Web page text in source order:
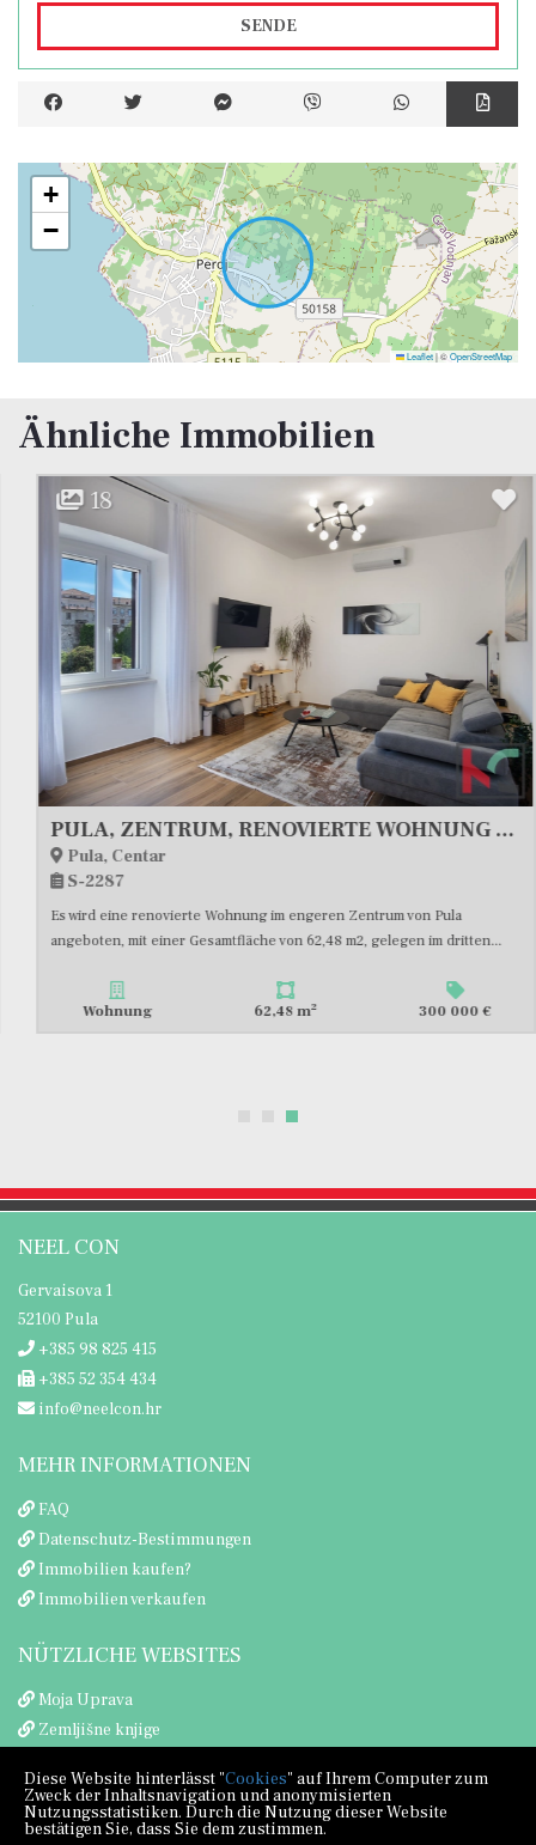
SENDE
+
−
Leaflet|©OpenStreetMap
Ähnliche Immobilien
18
PULA, ZENTRUM, RENOVIERTE WOHNUNG 62,48m2 2 SCHLAFZIMMER + WOHNZIMMER, #VERKAUF
Pula, Centar
S-2287
Es wird eine renovierte Wohnung im engeren Zentrum von Pula
angeboten, mit einer Gesamtfläche von 62,48 m2, gelegen im dritten...
Wohnung 62,48 m 2 300 000 €
NEEL CON
Gervaisova 1
52100 Pula
+385 98 825 415
+385 52 354 434
info@neelcon.hr
MEHR INFORMATIONEN
FAQ
Datenschutz-Bestimmungen
Immobilien kaufen?
Immobilien verkaufen
NÜTZLICHE WEBSITES
Moja Uprava
Zemljišne knjige
Diese Website hinterlässt "Cookies" auf Ihrem Computer zum
Zweck der Inhaltsnavigation und anonymisierten
Nutzungsstatistiken. Durch die Nutzung dieser Website
bestätigen Sie, dass Sie dem zustimmen.